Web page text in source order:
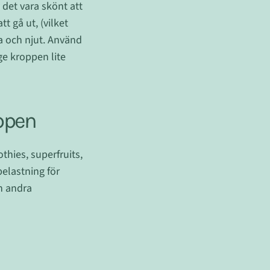
vara skönt att
gå ut, (vilket
njut. Använd
kroppen lite
superfruits,
för
andra